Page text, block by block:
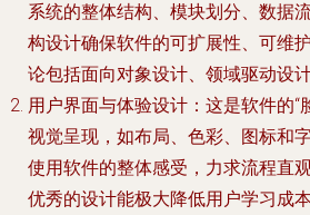
系统的整体结构、模块划分、数据
构设计确保软件的可扩展性、可维
论包括面向对象设计、领域驱动设
用户界面与体验设计 ：这是软件的“
视觉呈现，如布局、色彩、图标和
使用软件的整体感受，力求流程直
优秀的设计能极大降低用户学习成